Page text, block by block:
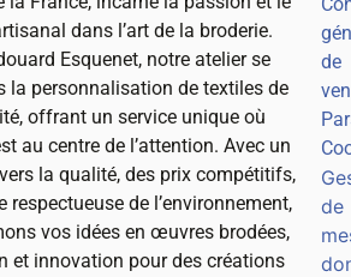
dans l’art de la broderie.
Esquenet, notre atelier se
la personnalisation de textiles de
offrant un service unique où
au centre de l’attention. Avec un
la qualité, des prix compétitifs,
respectueuse de l’environnement,
vos idées en œuvres brodées,
et innovation pour des créations
de
de